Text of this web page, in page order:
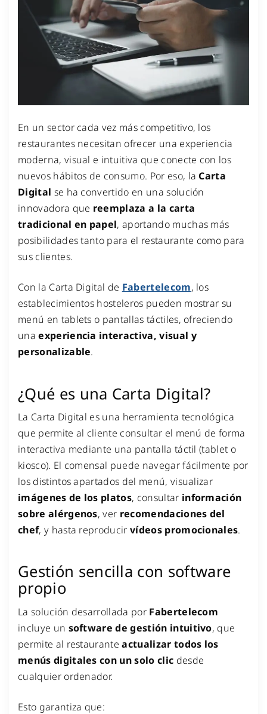
En un sector cada vez más competitivo, los
restaurantes necesitan ofrecer una experiencia
moderna, visual e intuitiva que conecte con los
nuevos hábitos de consumo. Por eso, laCarta
Digital se ha convertido en una solución
innovadora que reemplaza a la carta
tradicional en papel, aportando muchas más
posibilidades tanto para el restaurante como para
sus clientes.
Con la Carta Digital de Fabertelecom, los
establecimientos hosteleros pueden mostrar su
menú en tablets o pantallas táctiles, ofreciendo
unaexperiencia interactiva, visual y
personalizable.
¿Qué es una Carta Digital?
La Carta Digital es una herramienta tecnológica
que permite al cliente consultar el menú de forma
interactiva mediante una pantalla táctil (tablet o
kiosco). El comensal puede navegar fácilmente por
los distintos apartados del menú, visualizar
imágenes de los platos, consultar información
sobre alérgenos, ver recomendaciones del
chef, y hasta reproducirvídeos promocionales.
Gestión sencilla con software
propio
La solución desarrollada por Fabertelecom
incluye un software de gestión intuitivo, que
permite al restauranteactualizar todos los
menús digitales con un solo clic desde
cualquier ordenador.
Esto garantiza que: